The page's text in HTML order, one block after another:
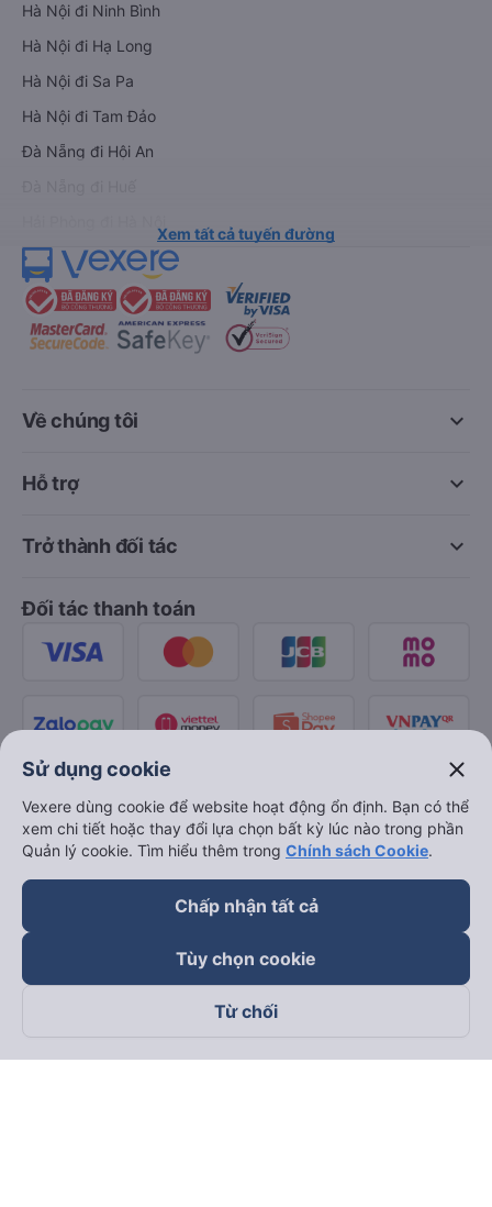
Hà Nội đi Ninh Bình
Hà Nội đi Hạ Long
Hà Nội đi Sa Pa
Hà Nội đi Tam Đảo
Đà Nẵng đi Hội An
Xem tất cả tuyến đường
keyboard_arrow_down
Về chúng tôi
keyboard_arrow_down
Hỗ trợ
keyboard_arrow_down
Trở thành đối tác
Đối tác thanh toán
Sử dụng cookie close
Vexere dùng cookie để website hoạt động ổn định. Bạn có thể
xem chi tiết hoặc thay đổi lựa chọn bất kỳ lúc nào trong phần
Quản lý cookie. Tìm hiểu thêm trong Chính sách Cookie.
Chấp nhận tất cả
Tùy chọn cookie
Từ chối